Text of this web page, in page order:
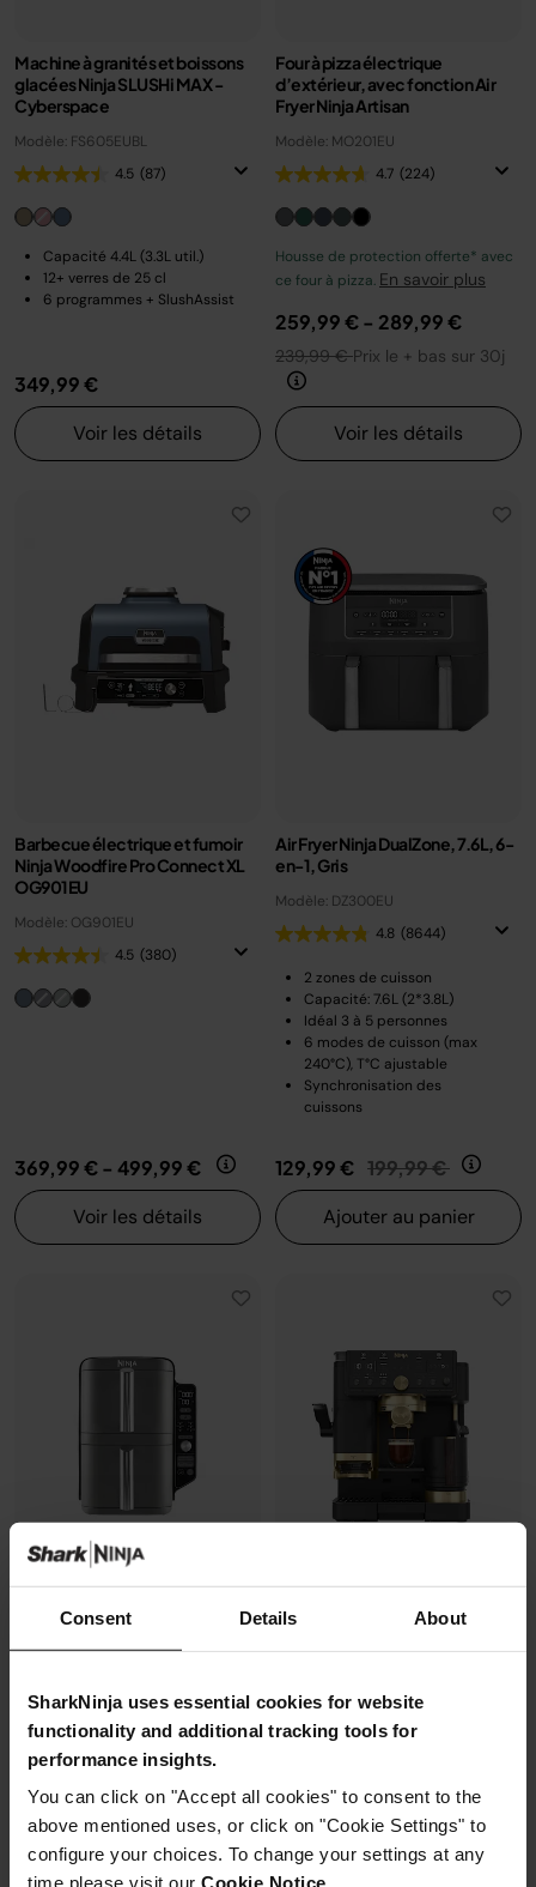
Consent Details About
SharkNinja uses essential cookies for website
functionality and additional tracking tools for
performance insights.
You can click on "Accept all cookies" to consent to the
above mentioned uses, or click on "Cookie Settings" to
configure your choices. To change your settings at any
time please visit our Cookie Notice
Machine à granités et boissons
glacées Ninja SLUSHi MAX -
Cyberspace
Modèle: FS605EUBL
4.5 (87)
Capacité 4.4L (3.3L util.)
12+ verres de 25 cl
6 programmes + SlushAssist
349,99 €
Voir les détails
Four à pizza électrique
d’extérieur, avec fonction Air
Fryer Ninja Artisan
Modèle: MO201EU
4.7 (224)
Housse de protection offerte* avec
ce four à pizza. En savoir plus
259,99 €- 289,99 €
239,99 €Prix le + bas sur 30j
Voir les détails
Barbecue électrique et fumoir
Ninja Woodfire Pro Connect XL
OG901EU
Modèle: OG901EU
4.5 (380)
369,99 €- 499,99 €
Voir les détails
Air Fryer Ninja DualZone, 7.6L, 6-
en-1, Gris
Modèle: DZ300EU
4.8 (8644)
2 zones de cuisson
Capacité: 7.6L (2*3.8L)
Idéal 3 à 5 personnes
6 modes de cuisson (max
240°C), T°C ajustable
Synchronisation des
cuissons
129,99 € Prix réduit de
199,99 € au
Ajouter au panier
Air Fryer Ninja DoubleStack XL,
verticale, 9.5L, 6-en-1
2 zones de cuisson
superposées
large
Machine à café semi-
automatique Ninja Luxe Café
Modèle: ES771EUBK
4.3 (392)
automatique
Recommandation de finesse
de mouture
Broyeur et balance intégrés